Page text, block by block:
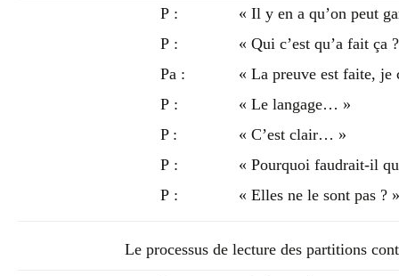
P :
« Il y en a qu’on peut
P :
« Qui c’est qu’a fait ça
Pa :
« La preuve est faite,
P :
« Le langage… »
P :
« C’est clair… »
P :
« Pourquoi faudrait-il
P :
« Elles ne le sont pas ?
Le processus de lecture des partitions